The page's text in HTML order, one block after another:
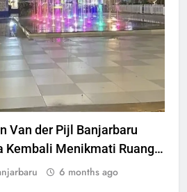
Van der Pijl Banjarbaru
Kembali Menikmati Ruang
Favorit6 months ago